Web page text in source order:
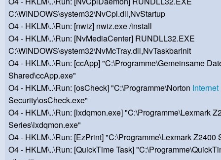
C:\WINDOWS\system32\NvCpl.dll,NvStartup
O4 - HKLM\..\Run: [nwiz] nwiz.exe /install
O4 - HKLM\..\Run: [NvMediaCenter] RUNDLL32.EXE
C:\WINDOWS\system32\NvMcTray.dll,NvTaskbarInit
O4 - HKLM\..\Run: [ccApp] "C:\Programme\Gemeinsame
Shared\ccApp.exe"
O4 - HKLM\..\Run: [osCheck] "C:\Programme\Norton Internet
Security\osCheck.exe"
O4 - HKLM\..\Run: [lxdqmon.exe] "C:\Programme\Lexmark
Series\lxdqmon.exe"
O4 - HKLM\..\Run: [EzPrint] "C:\Programme\Lexmark Z2400
O4 - HKLM\..\Run: [QuickTime Task]